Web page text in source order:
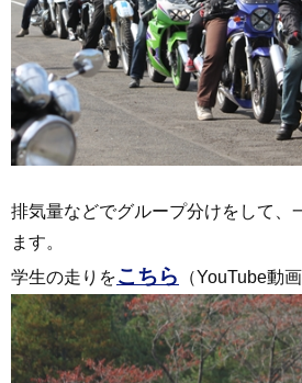
排気量などでグループ分けをして、
ます。
学生の走りをこちら （YouTube動